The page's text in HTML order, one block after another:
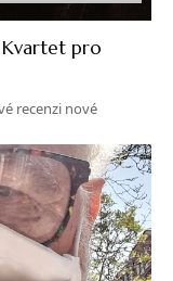
pro
recenzi nové